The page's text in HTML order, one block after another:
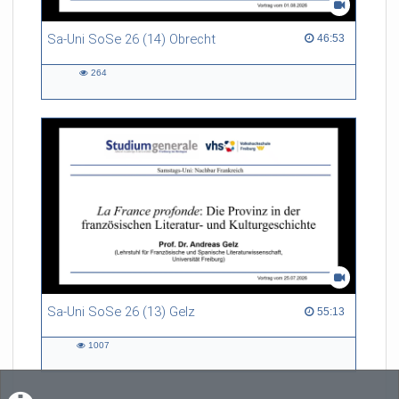
Sa-Uni SoSe 26 (14) Obrecht 46:53
46:53 duration
264
Sa-Uni SoSe 26 (13) Gelz 55:13
55:13 duration
1007